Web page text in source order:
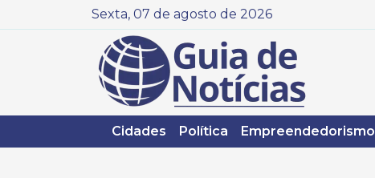
Sexta, 07 de agosto de 2026
Cidades Política Empreendedorismo